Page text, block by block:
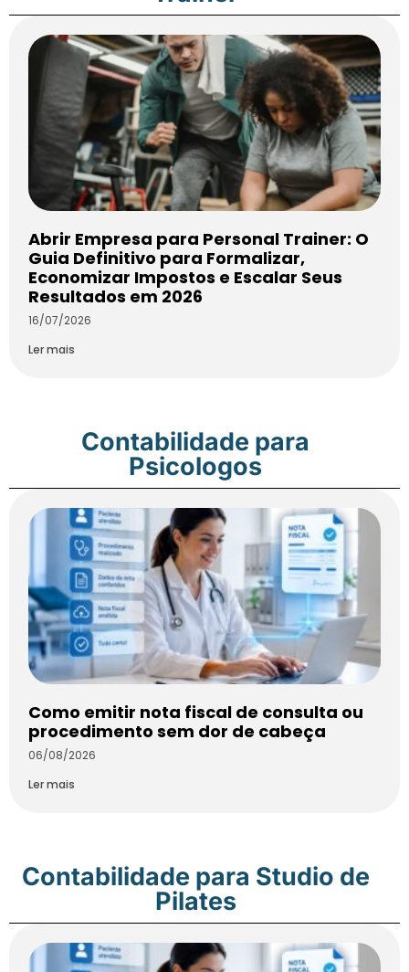
Abrir Empresa para Personal Trainer: O
Guia Definitivo para Formalizar,
Economizar Impostos e Escalar Seus
Resultados em 2026
16/07/2026
Ler mais
Contabilidade para
Psicologos
Como emitir nota fiscal de consulta ou
procedimento sem dor de cabeça
06/08/2026
Ler mais
Contabilidade para Studio de
Pilates